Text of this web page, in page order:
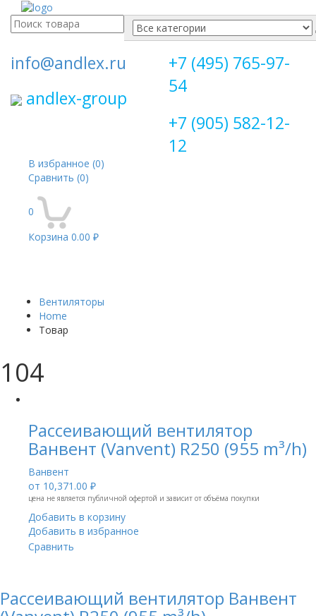
Поиск
для:
info@andlex.ru
andlex-group
+7 (495) 765-97-
54
+7 (905) 582-12-
12
В избранное (0)
Сравнить (0)
0
Корзина 0.00 ₽
Вентиляторы
Home
Товар
104
Рассеивающий вентилятор
Ванвент (Vanvent) R250 (955 m³/h)
Ванвент
от 10,371.00 ₽
цена не является публичной офертой и зависит от объёма покупки
Добавить в корзину
Добавить в избранное
Сравнить
Рассеивающий вентилятор Ванвент